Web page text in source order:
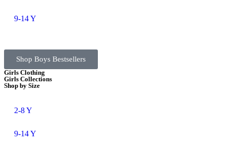
9-14 Y
Shop Boys Bestsellers
Girls Clothing
Girls Collections
Shop by Size
2-8 Y
9-14 Y